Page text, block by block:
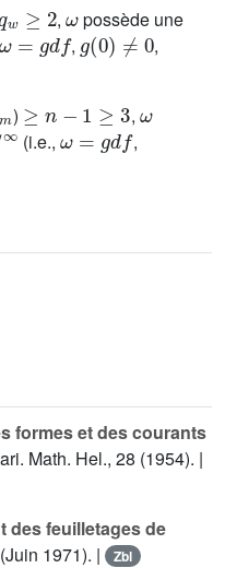
, possède une
ω= gdf
,
g(0)≠0
,
) ,
∞
(i.e.,
ω=gdf
,
formes et des courants
Math. Hel., 28 (1954). |
des feuilletages de
1971). | Zbl